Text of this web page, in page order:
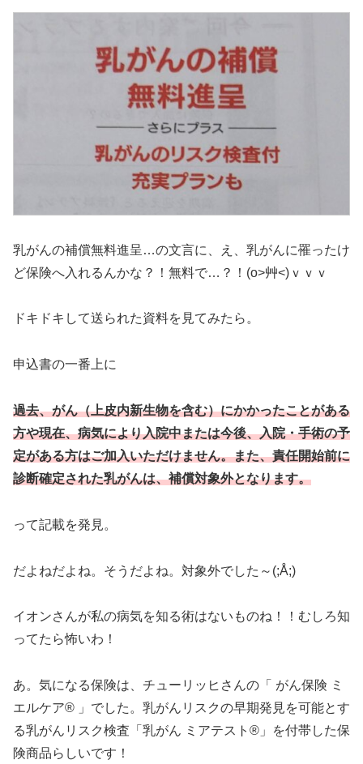
乳がんの補償無料進呈…の文言に、え、乳がんに罹ったけ
ど保険へ入れるんかな？！無料で…？！(o>艸<)ｖｖｖ
ドキドキして送られた資料を見てみたら。
申込書の一番上に
過去、がん（上皮内新生物を含む）にかかったことがある
方や現在、病気により入院中または今後、入院・手術の予
定がある方はご加入いただけません。また、責任開始前に
診断確定された乳がんは、補償対象外となります。
って記載を発見。
だよねだよね。そうだよね。対象外でした～(;Å;)
イオンさんが私の病気を知る術はないものね！！むしろ知
ってたら怖いわ！
あ。気になる保険は、チューリッヒさんの「 がん保険 ミ
エルケア® 」でした。乳がんリスクの早期発見を可能とす
る乳がんリスク検査「乳がん ミアテスト®」を付帯した保
険商品らしいです！